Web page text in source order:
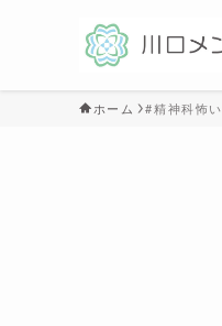
ホーム #精神科怖い